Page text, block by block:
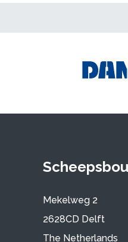
Mekelweg 2
2628CD Delft
The Netherlands